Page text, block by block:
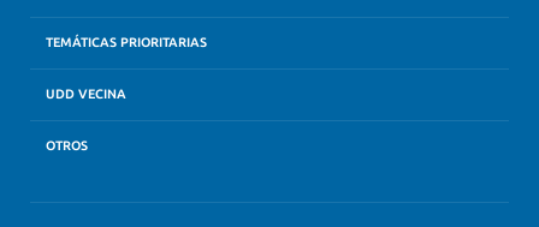
TEMÁTICAS PRIORITARIAS
UDD VECINA
OTROS